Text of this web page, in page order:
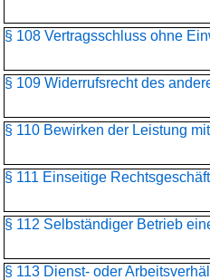
§ 108 Vertragsschluss ohne
§ 109 Widerrufsrecht des
§ 110 Bewirken der Leistung
§ 111 Einseitige
§ 112 Selbständiger Betrieb
§ 113 Dienst- oder